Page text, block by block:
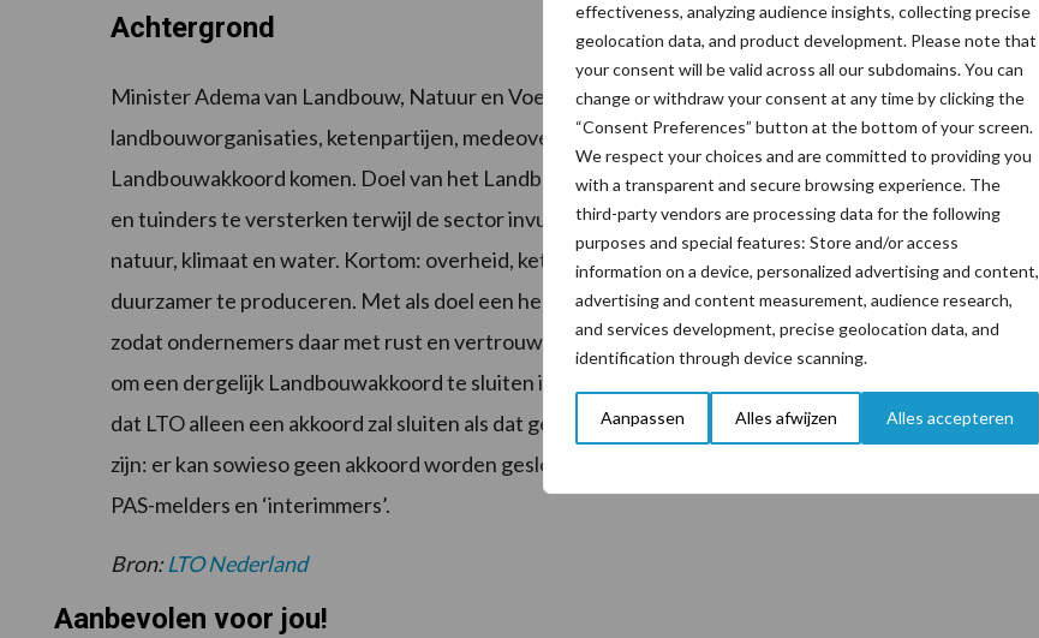
effectiveness, analyzing audience insights, collecting precise
geolocation data, and product development. Please note that
your consent will be valid across all our subdomains. You can
change or withdraw your consent at any time by clicking the
“Consent Preferences” button at the bottom of your screen.
We respect your choices and are committed to providing you
with a transparent and secure browsing experience. The
third-party vendors are processing data for the following
purposes and special features: Store and/or access
information on a device, personalized advertising and content,
advertising and content measurement, audience research,
and services development, precise geolocation data, and
identification through device scanning.
Aanpassen Alles afwijzen Alles accepteren
Achtergrond
Minister Adema van Landbouw, Natuur en Voedselkwaliteit (LNV) wil samen met
landbouworganisaties, ketenpartijen, medeoverheden en natuurorganisaties tot een
Landbouwakkoord komen. Doel van het Landbouwakkoord is om het verdienvermogen voor boeren
en tuinders te versterken terwijl de sector invulling moet geven aan doelen op het gebied van
natuur, klimaat en water. Kortom: overheid, keten en consument moeten de boer helpen om
duurzamer te produceren. Met als doel een helder beeld van hoe de landbouw eruit ziet in 2040,
zodat ondernemers daar met rust en vertrouwen invulling aan kunnen geven. Of het ons gaat lukken
om een dergelijk Landbouwakkoord te sluiten is nu nog volstrekt onduidelijk, maar helder mag zijn
dat LTO alleen een akkoord zal sluiten als dat gedragen wordt door onze leden. En laat kraakhelder
zijn: er kan sowieso geen akkoord worden gesloten als er niet éérst duidelijkheid ontstaat voor de
PAS-melders en ‘interimmers’.
Bron:LTO Nederland
Aanbevolen voor jou!